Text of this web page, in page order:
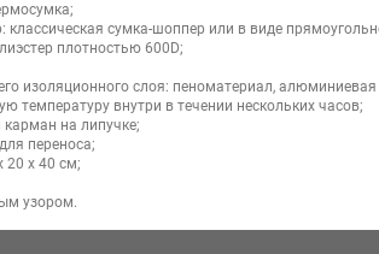
сумка-шоппер или в виде
плотностью 600D;
изоляционного слоя: пеноматериал,
температуру внутри в течении нескольких часов;
на липучке;
переноса;
20 х 40 см;
узором.